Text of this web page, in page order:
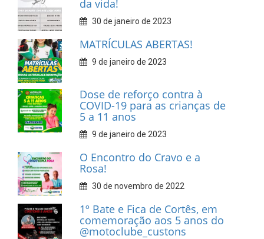
da vida!
30 de janeiro de 2023
MATRÍCULAS ABERTAS!
9 de janeiro de 2023
Dose de reforço contra à
COVID-19 para as crianças de
5 a 11 anos
9 de janeiro de 2023
O Encontro do Cravo e a
Rosa!
30 de novembro de 2022
1º Bate e Fica de Cortês, em
comemoração aos 5 anos do
@motoclube_custons